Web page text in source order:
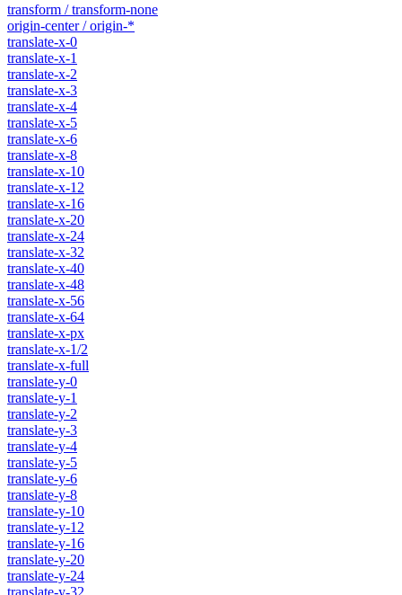
transform / transform-none
origin-center / origin-*
translate-x-0
translate-x-1
translate-x-2
translate-x-3
translate-x-4
translate-x-5
translate-x-6
translate-x-8
translate-x-10
translate-x-12
translate-x-16
translate-x-20
translate-x-24
translate-x-32
translate-x-40
translate-x-48
translate-x-56
translate-x-64
translate-x-px
translate-x-1/2
translate-x-full
translate-y-0
translate-y-1
translate-y-2
translate-y-3
translate-y-4
translate-y-5
translate-y-6
translate-y-8
translate-y-10
translate-y-12
translate-y-16
translate-y-20
translate-y-24
translate-y-32